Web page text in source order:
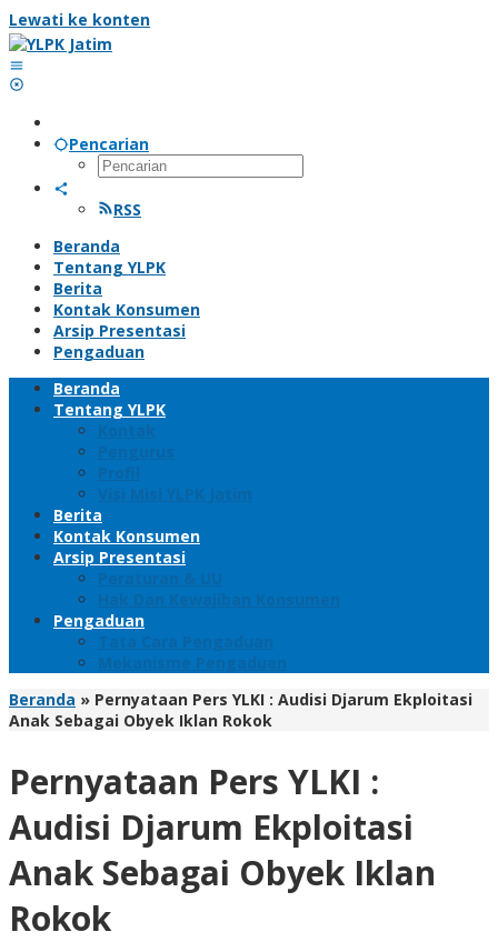
Lewati ke konten
Pencarian
RSS
Beranda
Tentang YLPK
Berita
Kontak Konsumen
Arsip Presentasi
Pengaduan
Beranda
Tentang YLPK
Kontak
Pengurus
Profil
Visi Misi YLPK Jatim
Berita
Kontak Konsumen
Arsip Presentasi
Peraturan & UU
Hak Dan Kewajiban Konsumen
Pengaduan
Tata Cara Pengaduan
Mekanisme Pengaduan
Beranda » Pernyataan Pers YLKI : Audisi Djarum Ekploitasi
Anak Sebagai Obyek Iklan Rokok
Pernyataan Pers YLKI :
Audisi Djarum Ekploitasi
Anak Sebagai Obyek Iklan
Rokok